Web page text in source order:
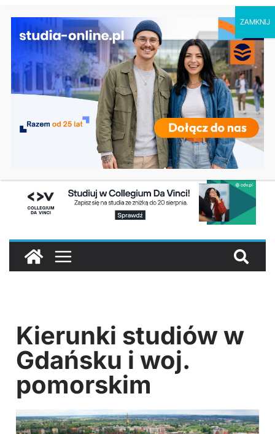
piątek, 7 sierpnia, 2026
Ostatnie
wpisy:
Turystyka – Uniwersytet Wrocławski
Oceanotechnika w Szczecinie
Dodatkowa rekrutacja na studia na UJD –
Uniwersytet Jana Długosza w Częstochowie
Biotechnologia – Uniwersytet Przyrodniczy w
Poznaniu
Zarządzanie w turystyce w Katowicach
Kierunki studiów w
Gdańsku i woj.
pomorskim